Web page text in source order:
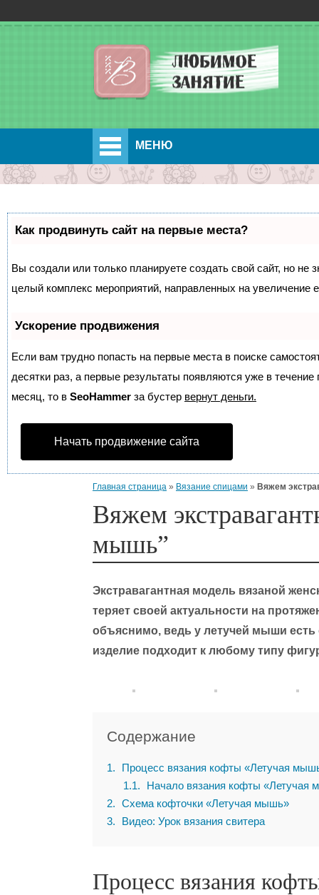
МЕНЮ
Как продвинуть сайт на первые места?
Вы создали или только планируете создать свой сайт, но не
целый комплекс мероприятий, направленных на увеличение
Ускорение продвижения
Если вам трудно попасть на первые места в поиске
десятки раз, а первые результаты появляются уже в
месяц, то в SeoHammer за бустер вернут деньги.
Начать продвижение сайта
Главная страница » Вязание спицами » Вяжем
Вяжем
мышь”
Экстравагантная модель вязаной
теряет своей актуальности на
объяснимо, ведь у летучей мыши
изделие подходит к любому типу
Содержание
1
Процесс вязания кофты «Летучая
1.1
Начало вязания кофты «Летучая
2
Схема кофточки «Летучая мышь»
3
Видео: Урок вязания свитера
Процесс вязания